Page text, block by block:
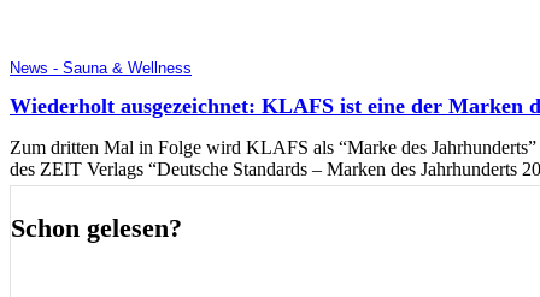
News - Sauna & Wellness
Wiederholt ausgezeichnet: KLAFS ist eine der Marken
Zum dritten Mal in Folge wird KLAFS als “Marke des
des ZEIT Verlags “Deutsche Standards – Marken des Jahrhunderts
Schon gelesen?